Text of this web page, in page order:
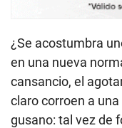
¿Se acostumbra
en una nueva
cansancio, el
claro corroen a
gusano: tal vez de